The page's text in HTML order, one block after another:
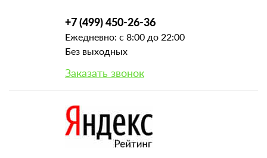
+7 (499) 450-26-36
Ежедневно: с 8:00 до 22:00
Без выходных
Заказать звонок